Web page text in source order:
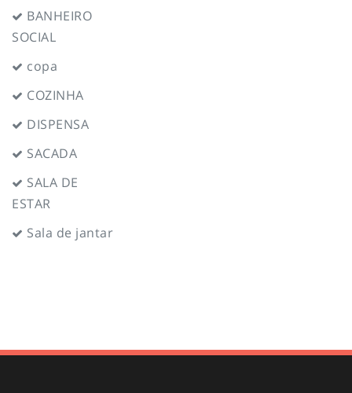
BANHEIRO
SOCIAL
copa
COZINHA
DISPENSA
SACADA
SALA DE
ESTAR
Sala de jantar